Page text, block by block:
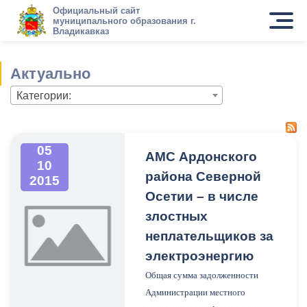
Официальный сайт
муниципального образования г.
Владикавказ
Актуально
Категории:
05
10
2015
АМС Ардонского
района Северной
Осетии – в числе
злостных
неплательщиков за
электроэнергию
Общая сумма задолженности
Администрации местного